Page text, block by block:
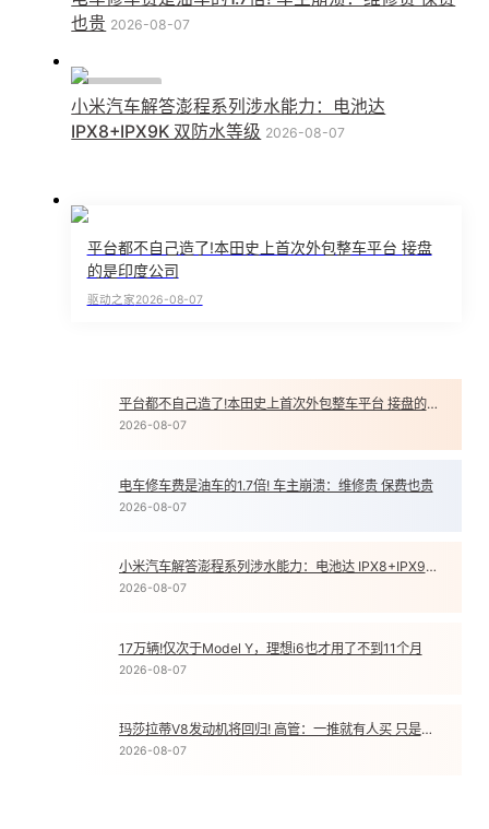
也贵 2026-08-07
小米汽车解答澎程系列涉水能力：电池达
IPX8+IPX9K 双防水等级 2026-08-07
平台都不自己造了!本田史上首次外包整车平台 接盘
的是印度公司
驱动之家2026-08-07
平台都不自己造了!本田史上首次外包整车平台 接盘的是印度公司
2026-08-07
电车修车费是油车的1.7倍! 车主崩溃：维修贵 保费也贵
2026-08-07
小米汽车解答澎程系列涉水能力：电池达 IPX8+IPX9K 双防水等级
2026-08-07
17万辆!仅次于Model Y，理想i6也才用了不到11个月
2026-08-07
玛莎拉蒂V8发动机将回归! 高管：一推就有人买 只是销量不高
2026-08-07